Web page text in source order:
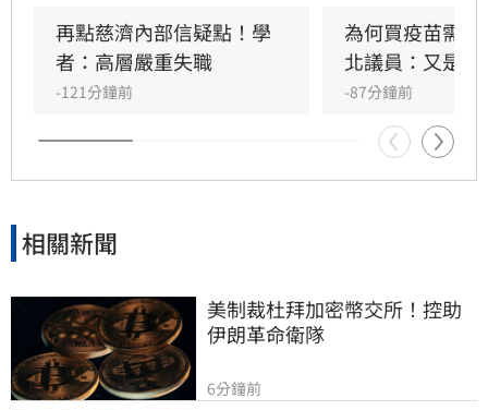
為，慈濟固然被當盤子詐騙，但和疫情爆發後疫
苗確實不足，根本是兩碼事，批評綠營偷換概念
洗記憶的手法太過粗糙。更有大批網友回顧郭台
銘2023年「大小姐說不要買」的貼文，認為內容
較符合當初疫苗採購受政治因素卡關或延遲的時
間線 。
再點慈濟內部信疑點！學
者：高層嚴重失職
-121分鐘前
為何買疫苗需
北議員：又是中
-87分鐘前
相關新聞
美制裁杜拜加密幣交所！控助
伊朗革命衛隊
6分鐘前